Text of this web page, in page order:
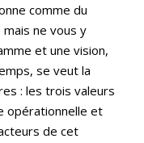
comme du
ne vous y
et une vision,
se veut la
: les trois valeurs
opérationnelle et
de cet